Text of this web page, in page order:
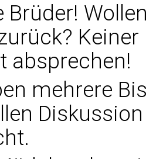
Brüder!
absprechen!
mehrere